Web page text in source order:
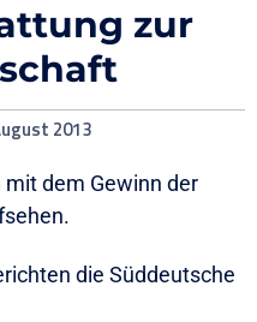
zur
2013
mit dem Gewinn der
die Süddeutsche